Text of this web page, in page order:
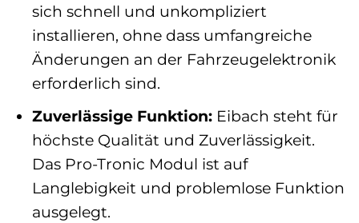
sich schnell und unkompliziert
installieren, ohne dass umfangreiche
Änderungen an der Fahrzeugelektronik
erforderlich sind.
Zuverlässige Funktion:Eibach steht für
höchste Qualität und Zuverlässigkeit.
Das Pro-Tronic Modul ist auf
Langlebigkeit und problemlose Funktion
ausgelegt.